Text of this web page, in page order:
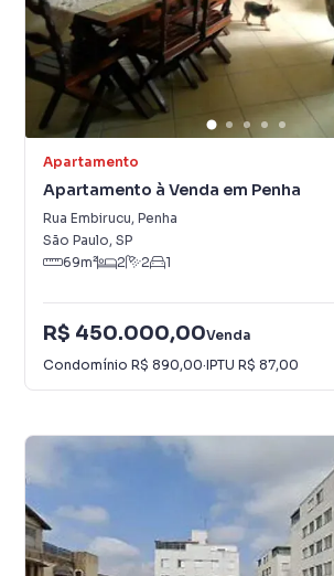
Apartamento
Apartamento à Venda em Penha
Rua Embirucu, Penha
São Paulo, SP
69m² 2 2 1
R$ 450.000,00Venda
Condomínio R$ 890,00·IPTU R$ 87,00